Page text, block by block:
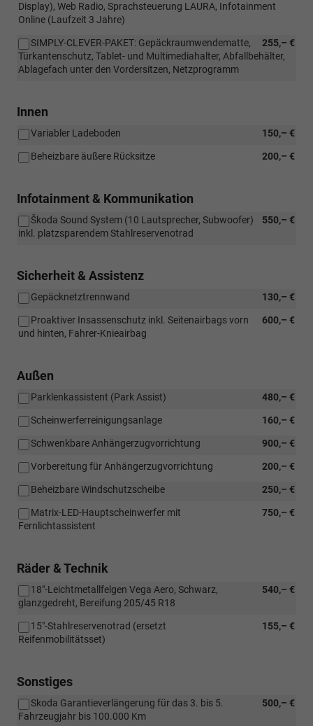
Display), Web Radio, Sprachsteuerung LAURA, Infotainment
Online (Laufzeit 3 Jahre)
255,– €
SIMPLY-CLEVER-PAKET: Gepäckraumwendematte,
Türkantenschutz, Tablet- und Multimediahalter, Abfallbehälter,
Ablagefach unter den Vordersitzen, Netzprogramm
Innen
150,– €
Variabler Ladeboden
200,– €
Beheizbare äußere Rücksitze
Infotainment & Kommunikation
550,– €
Škoda Sound System (10 Lautsprecher, Subwoofer)
inkl. platzsparendem Stahlreservenotrad
Sicherheit & Assistenz
130,– €
Gepäcknetztrennwand
600,– €
Proaktiver Insassenschutz inkl. Seitenairbags vorn
und hinten, Fahrer-Knieairbag
Außen
480,– €
Parklenkassistent (Park Assist)
160,– €
Scheinwerferreinigungsanlage
900,– €
Schwenkbare Anhängerzugvorrichtung
200,– €
Vorbereitung für Anhängerzugvorrichtung
250,– €
Beheizbare Windschutzscheibe
750,– €
Matrix-LED-Hauptscheinwerfer mit
Fernlichtassistent
Räder & Technik
540,– €
18"-Leichtmetallfelgen Vega Aero, Schwarz,
glanzgedreht, Bereifung 205/45 R18
155,– €
15"-Stahlreservenotrad (ersetzt
Reifenmobilitätsset)
Sonstiges
500,– €
Skoda Garantieverlängerung für das 3. bis 5.
Fahrzeugjahr bis 100.000 Km